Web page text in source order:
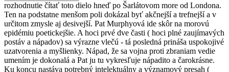
rozhodnutie čítať toto dielo hneď po Šarlátovom more od Londona.
Ten na podstatne menšom poli dokázal byť akčnejší a trefnejší a v
určitom zmysle aj desivejší. Pat Murphyová ide skôr na morovú
epidémiu poetickejšie. A hoci prvé dve časti ( hoci plné zaujímavých
postáv a nápadov) sa výrazne vlečú - tá posledná prináša uspokojivé
uzatvorenia a myšlienky. Nápad, že sa vojna proti zbraniam vedie
umením je dokonalá a Pat ju tu vykresľuje nápadito a čarokrásne.
Ku koncu nastáva potrebný intelektuálny a významový presah (